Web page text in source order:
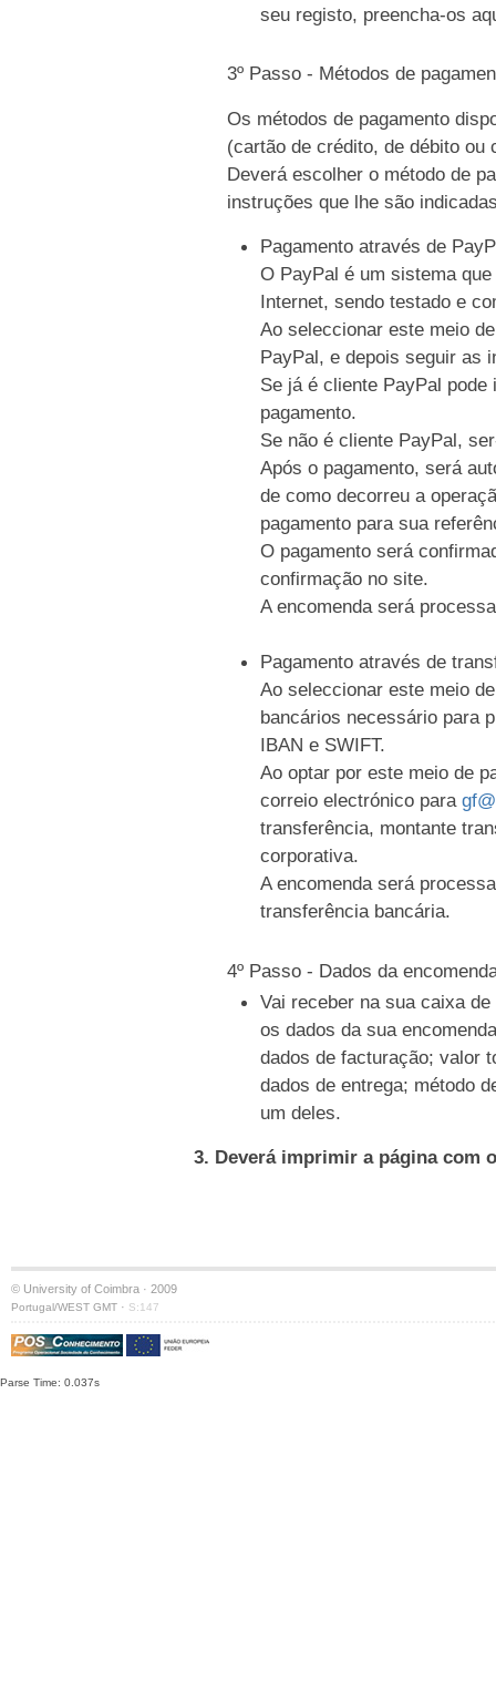
seu registo, preencha-os
3º Passo - Métodos de
Os métodos de pagamento
(cartão de crédito, de débito ou
Deverá escolher o método de
instruções que lhe são
Pagamento através de
O PayPal é um sistema
Internet, sendo testado e
Ao seleccionar este meio
PayPal, e depois seguir as
Se já é cliente PayPal
pagamento.
Se não é cliente PayPal,
Após o pagamento, será
de como decorreu a
pagamento para sua
O pagamento será
confirmação no site.
A encomenda será
Pagamento através de
Ao seleccionar este meio
bancários necessário para
IBAN e SWIFT.
Ao optar por este meio de
correio electrónico para
transferência, montante
corporativa.
A encomenda será
transferência bancária.
4º Passo - Dados da
Vai receber na sua caixa
os dados da sua
dados de facturação; valor
dados de entrega; método
um deles.
3. Deverá imprimir a página com
© University of Coimbra · 2009
Portugal/WEST GMT · S:147
Parse Time: 0.037s